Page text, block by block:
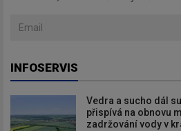
INFOSERVIS
Vedra a sucho dál
přispívá na obnovu
zadržování vody v